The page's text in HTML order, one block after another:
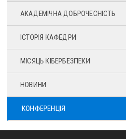
АКАДЕМІЧНА ДОБРОЧЕСНІСТЬ
ІСТОРІЯ КАФЕДРИ
МІСЯЦЬ КІБЕРБЕЗПЕКИ
НОВИНИ
КОНФЕРЕНЦІЯ